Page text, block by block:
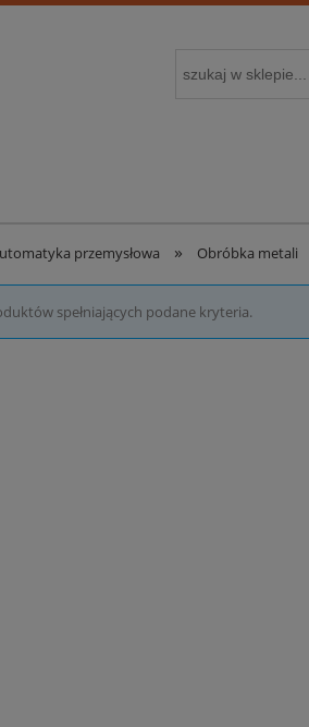
przemysłowa » Obróbka metali
spełniających podane kryteria.